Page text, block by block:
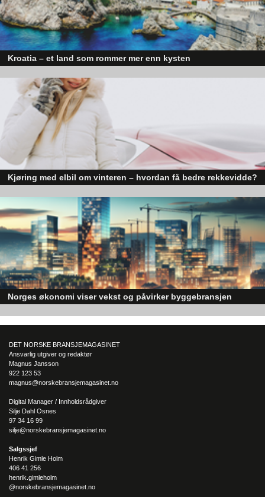
Kroatia – et land som rommer mer enn kysten
sider enn det førsteinntrykket mange sitter igjen med.
Kjøring med elbil om vinteren – hvordan få bedre rekkevidde?
utfordrende vinterforhold kan være en utfordring.
Norges økonomi viser vekst og påvirker byggebransjen
DET NORSKE BRANSJEMAGASINET
Ansvarlig utgiver og redaktør
Magnus Jansson
922 123 53
magnus@norskebransjemagasinet.no
Digital Manager / Innholdsrådgiver
Silje Dahl Osnes
97 34 16 99
silje@norskebransjemagasinet.no
Salgssjef
Henrik Gimle Holm
406 41 256
henrik.gimleholm
@norskebransjemagasinet.no